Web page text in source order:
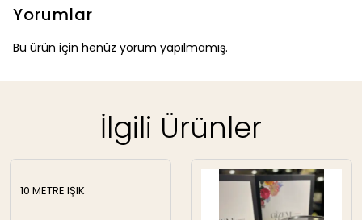
Yorumlar
Bu ürün için henüz yorum yapılmamış.
İlgili Ürünler
10 METRE IŞIK